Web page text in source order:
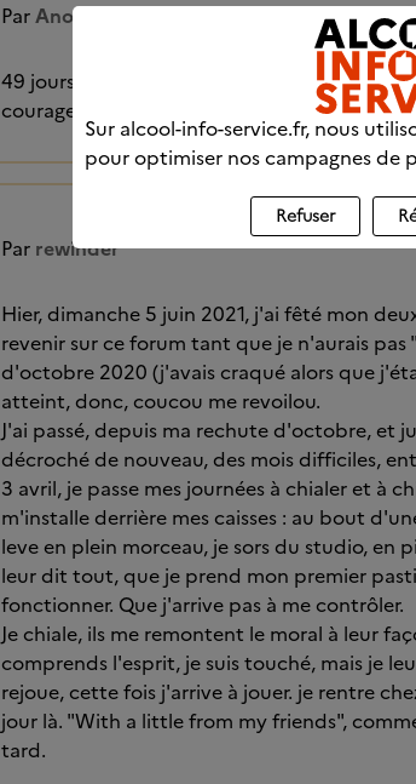
ParAnonyme
49 jours sans tutu. Un décembre sec suivi
courage à toutes et tous.
Par rewinder
Hier, dimanche 5 juin 2021, j'ai fêté mon
revenir sur ce forum tant que je n'aurais
d'octobre 2020 (j'avais craqué alors que
atteint, donc, coucou me revoilou.
J'ai passé, depuis ma rechute d'octobre, et
décroché de nouveau, des mois difficiles,
3 avril, je passe mes journées à chialer et à
m'installe derrière mes caisses : au bout
leve en plein morceau, je sors du studio, en
leur dit tout, que je prend mon premier
fonctionner. Que j'arrive pas à me contrôler.
Je chiale, ils me remontent le moral à leur
comprends l'esprit, je suis touché, mais je
rejoue, cette fois j'arrive à jouer. je rentre
jour là. "With a little from my friends",
tard.
Sur alcool-info-service.fr, nous
pour optimiser nos campagnes de
Refuser